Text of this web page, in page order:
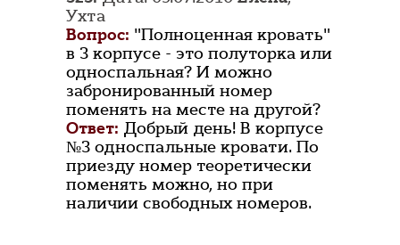
Ухта
Вопрос: "Полноценная кровать"
в 3 корпусе - это полуторка или
односпальная? И можно
забронированный номер
поменять на месте на другой?
Ответ: Добрый день! В корпусе
№3 односпальные кровати. По
приезду номер теоретически
поменять можно, но при
наличии свободных номеров.